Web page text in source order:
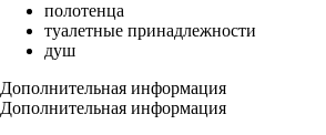
полотенца
туалетные принадлежности
душ
Дополнительная информация
Дополнительная информация